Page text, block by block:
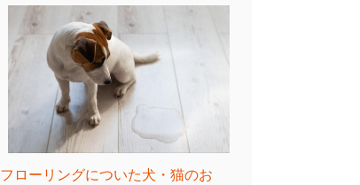
フローリングについた犬・猫のお